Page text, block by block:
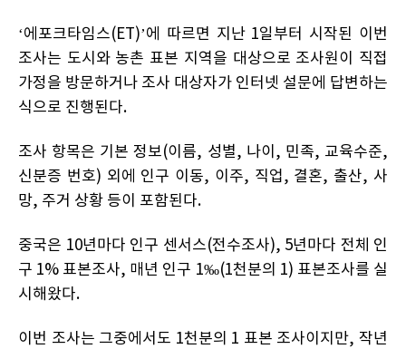
‘에포크타임스(ET)’에 따르면 지난 1일부터 시작된 이번
조사는 도시와 농촌 표본 지역을 대상으로 조사원이 직접
가정을 방문하거나 조사 대상자가 인터넷 설문에 답변하는
식으로 진행된다.
조사 항목은 기본 정보(이름, 성별, 나이, 민족, 교육수준,
신분증 번호) 외에 인구 이동, 이주, 직업, 결혼, 출산, 사
망, 주거 상황 등이 포함된다.
중국은 10년마다 인구 센서스(전수조사), 5년마다 전체 인
구 1% 표본조사, 매년 인구 1‰(1천분의 1) 표본조사를 실
시해왔다.
이번 조사는 그중에서도 1천분의 1 표본 조사이지만, 작년